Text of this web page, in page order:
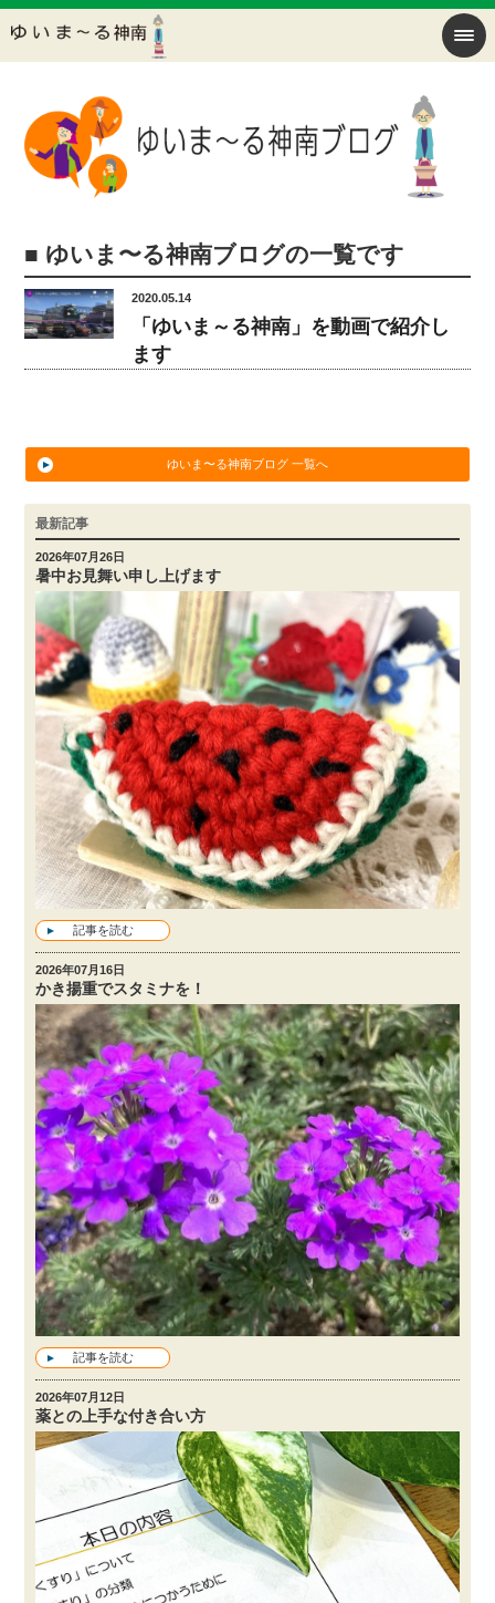
■ ゆいま〜る神南ブログの一覧です
2020.05.14
「ゆいま～る神南」を動画で紹介し
ます
ゆいま〜る神南ブログ 一覧へ
最新記事
2026年07月26日
暑中お見舞い申し上げます
記事を読む
2026年07月16日
かき揚重でスタミナを！
記事を読む
2026年07月12日
薬との上手な付き合い方